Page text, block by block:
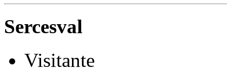
Sercesval
Visitante